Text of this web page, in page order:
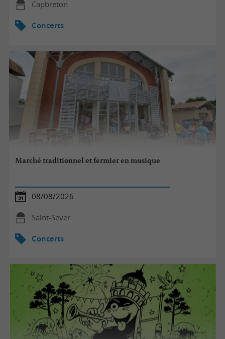
Capbreton
Concerts
Marché traditionnel et fermier en musique
08/08/2026
Saint-Sever
Concerts